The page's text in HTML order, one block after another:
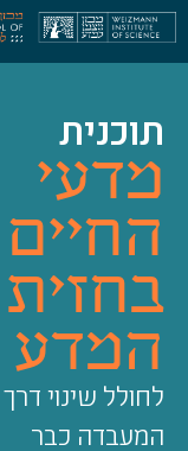
תוכנית
מדעי
החיים
בחזית
המדע
לחולל שינוי דרך
המעבדה כבר